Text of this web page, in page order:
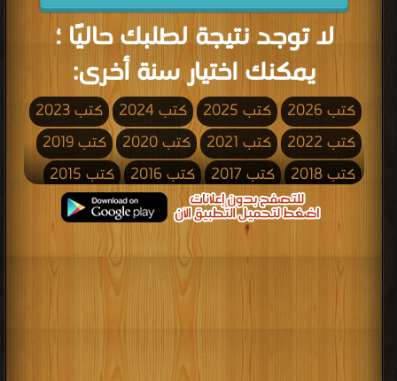
لا توجد نتيجة لطلبك حاليًا ؛
يمكنك اختيار سنة أخرى:
كتب 2026 كتب 2025 كتب 2024
كتب 2023
كتب 2022
كتب 2021 كتب 2020
كتب 2019
كتب 2018
كتب 2017 كتب 2016
كتب 2015
كتب 2013 كتب 2012
كتب 2011
كتب 2009 كتب 2008
كتب 2006
كتب 2005 كتب 2004
كتب 2003
كتب 2000
كتب 1992
كتب 1991